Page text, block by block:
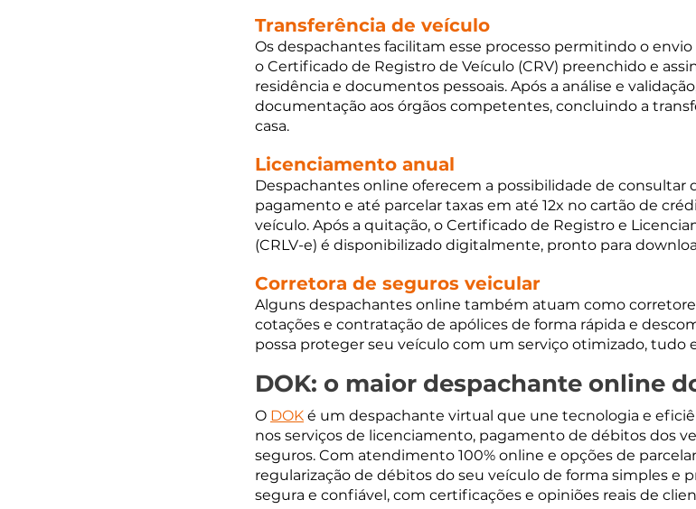
Transferência de veículo
Os despachantes facilitam esse processo permitindo o
o Certificado de Registro de Veículo (CRV) preenchido e
residência e documentos pessoais. Após a análise e
documentação aos órgãos competentes, concluindo a
casa.
Licenciamento anual
Despachantes online oferecem a possibilidade de consultar
pagamento e até parcelar taxas em até 12x no cartão de
veículo. Após a quitação, o Certificado de Registro e
(CRLV-e) é disponibilizado digitalmente, pronto para
Corretora de seguros veicular
Alguns despachantes online também atuam como
cotações e contratação de apólices de forma rápida e
possa proteger seu veículo com um serviço otimizado, tudo
DOK: o maior despachante online
O DOK é um despachante virtual que une tecnologia e
nos serviços de licenciamento, pagamento de débitos dos
seguros. Com atendimento 100% online e opções de
regularização de débitos do seu veículo de forma simples e
segura e confiável, com certificações e opiniões reais de